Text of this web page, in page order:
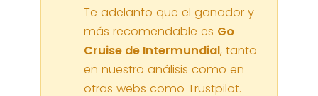
Te adelanto que el ganador y
más recomendable es Go
Cruise de Intermundial, tanto
en nuestro análisis como en
otras webs como Trustpilot.